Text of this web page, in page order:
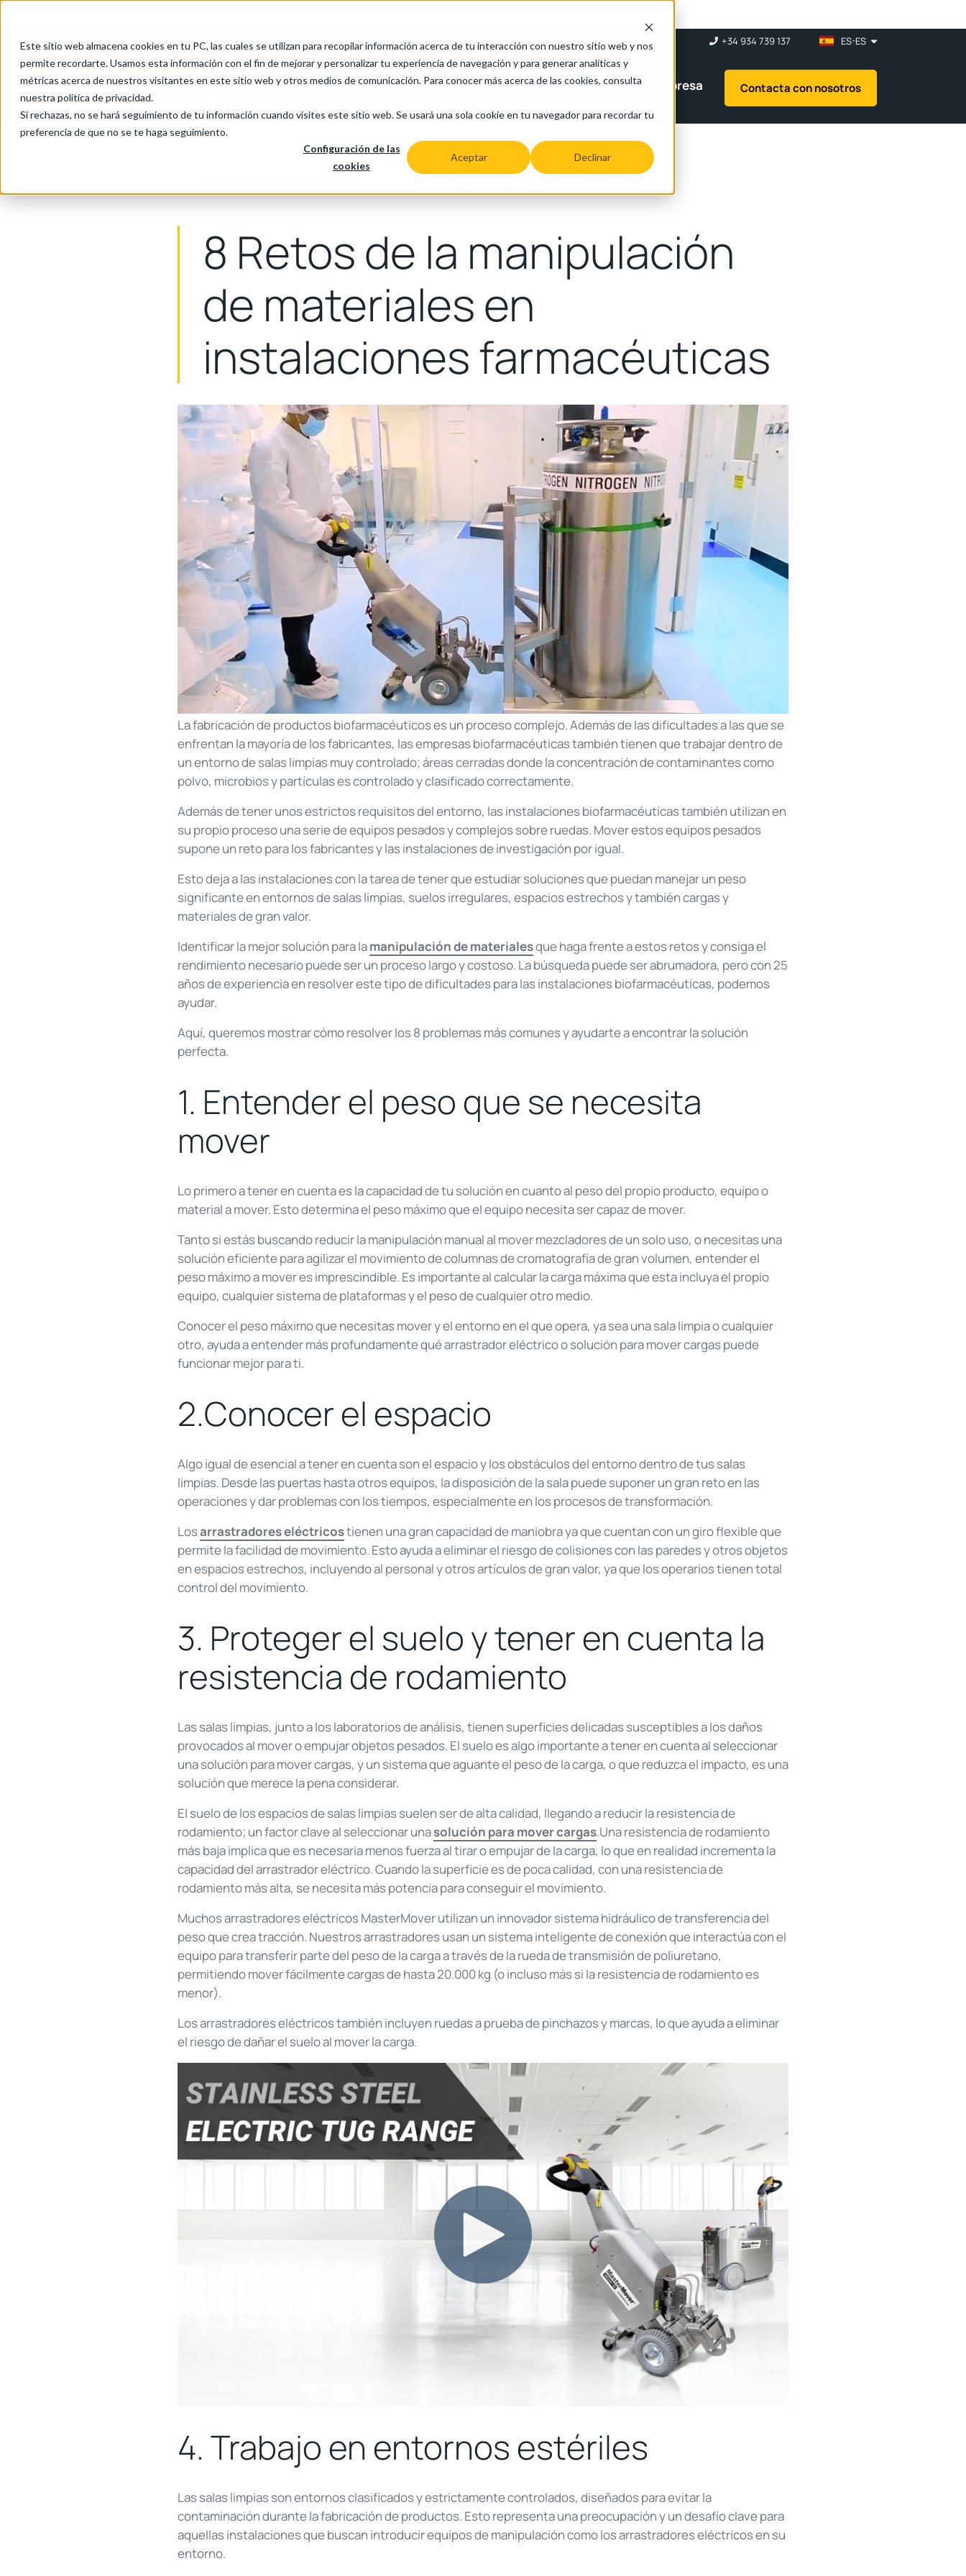
Este sitio web almacena cookies en tu PC, las cuales se utilizan para recopilar información acerca de tu interacción con nuestro sitio web y nos
permite recordarte. Usamos esta información con el fin de mejorar y personalizar tu experiencia de navegación y para generar analíticas y
métricas acerca de nuestros visitantes en este sitio web y otros medios de comunicación. Para conocer más acerca de las cookies, consulta
nuestra política de privacidad.
Si rechazas, no se hará seguimiento de tu información cuando visites este sitio web. Se usará una sola cookie en tu navegador para recordar tu
preferencia de que no se te haga seguimiento.
Configuración de las
cookies
Aceptar Declinar
+34 934 739 137 ES-ES
Productos Industrias Aplicaciones Soporte Recursos Empresa Contacta con nosotros
8 Retos de la manipulación
de materiales en
instalaciones farmacéuticas
La fabricación de productos biofarmacéuticos es un proceso complejo. Además de las dificultades a las que se
enfrentan la mayoría de los fabricantes, las empresas biofarmacéuticas también tienen que trabajar dentro de
un entorno de salas limpias muy controlado; áreas cerradas donde la concentración de contaminantes como
polvo, microbios y partículas es controlado y clasificado correctamente.
Además de tener unos estrictos requisitos del entorno, las instalaciones biofarmacéuticas también utilizan en
su propio proceso una serie de equipos pesados y complejos sobre ruedas. Mover estos equipos pesados
supone un reto para los fabricantes y las instalaciones de investigación por igual.
Esto deja a las instalaciones con la tarea de tener que estudiar soluciones que puedan manejar un peso
significante en entornos de salas limpias, suelos irregulares, espacios estrechos y también cargas y
materiales de gran valor.
Identificar la mejor solución para lamanipulación de materialesque haga frente a estos retos y consiga el
rendimiento necesario puede ser un proceso largo y costoso. La búsqueda puede ser abrumadora, pero con 25
años de experiencia en resolver este tipo de dificultades para las instalaciones biofarmacéuticas, podemos
ayudar.
Aquí, queremos mostrar cómo resolver los 8 problemas más comunes y ayudarte a encontrar la solución
perfecta.
1. Entender el peso que se necesita
mover
Lo primero a tener en cuenta es la capacidad de tu solución en cuanto al peso del propio producto, equipo o
material a mover. Esto determina el peso máximo que el equipo necesita ser capaz de mover.
Tanto si estás buscando reducir la manipulación manual al mover mezcladores de un solo uso, o necesitas una
solución eficiente para agilizar el movimiento de columnas de cromatografía de gran volumen, entender el
peso máximo a mover es imprescindible. Es importante al calcular la carga máxima que esta incluya el propio
equipo, cualquier sistema de plataformas y el peso de cualquier otro medio.
Conocer el peso máximo que necesitas mover y el entorno en el que opera, ya sea una sala limpia o cualquier
otro, ayuda a entender más profundamente qué arrastrador eléctrico o solución para mover cargas puede
funcionar mejor para ti.
2.Conocer el espacio
Algo igual de esencial a tener en cuenta son el espacio y los obstáculos del entorno dentro de tus salas
limpias. Desde las puertas hasta otros equipos, la disposición de la sala puede suponer un gran reto en las
operaciones y dar problemas con los tiempos, especialmente en los procesos de transformación.
Losarrastradores eléctricostienen una gran capacidad de maniobra ya que cuentan con un giro flexible que
permite la facilidad de movimiento. Esto ayuda a eliminar el riesgo de colisiones con las paredes y otros objetos
en espacios estrechos, incluyendo al personal y otros artículos de gran valor, ya que los operarios tienen total
control del movimiento.
3. Proteger el suelo y tener en cuenta la
resistencia de rodamiento
Las salas limpias, junto a los laboratorios de análisis, tienen superficies delicadas susceptibles a los daños
provocados al mover o empujar objetos pesados. El suelo es algo importante a tener en cuenta al seleccionar
una solución para mover cargas, y un sistema que aguante el peso de la carga, o que reduzca el impacto, es una
solución que merece la pena considerar.
El suelo de los espacios de salas limpias suelen ser de alta calidad, llegando a reducir la resistencia de
rodamiento; un factor clave al seleccionar unasolución para mover cargas.Una resistencia de rodamiento
más baja implica que es necesaria menos fuerza al tirar o empujar de la carga, lo que en realidad incrementa la
capacidad del arrastrador eléctrico. Cuando la superficie es de poca calidad, con una resistencia de
rodamiento más alta, se necesita más potencia para conseguir el movimiento.
Muchos arrastradores eléctricos MasterMover utilizan un innovador sistema hidráulico de transferencia del
peso que crea tracción. Nuestros arrastradores usan un sistema inteligente de conexión que interactúa con el
equipo para transferir parte del peso de la carga a través de la rueda de transmisión de poliuretano,
permitiendo mover fácilmente cargas de hasta 20.000 kg (o incluso más si la resistencia de rodamiento es
menor).
Los arrastradores eléctricos también incluyen ruedas a prueba de pinchazos y marcas, lo que ayuda a eliminar
el riesgo de dañar el suelo al mover la carga.
4. Trabajo en entornos estériles
Las salas limpias son entornos clasificados y estrictamente controlados, diseñados para evitar la
contaminación durante la fabricación de productos. Esto representa una preocupación y un desafío clave para
aquellas instalaciones que buscan introducir equipos de manipulación como los arrastradores eléctricos en su
entorno.